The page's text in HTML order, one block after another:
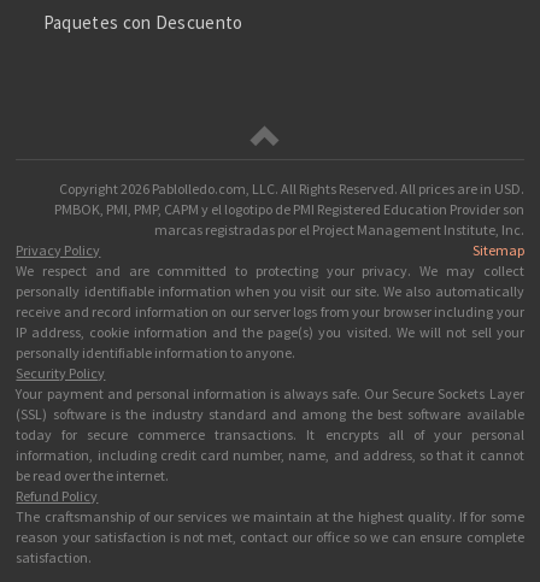
Paquetes con Descuento
Copyright2026 Pablolledo.com, LLC. All Rights Reserved.
PMBOK, PMI, PMP, CAPM y el logotipo de PMI Registered Education Provider son
marcas registradas por el Project Management Institute, Inc.
Privacy Policy
We respect and are committed to protecting your privacy. We may collect
personally identifiable information when you visit our site. We also automatically
receive and record information on our server logs from your browser including your
IP address, cookie information and the page(s) you visited. We will not sell your
personally identifiable information to anyone.
Security Policy
Your payment and personal information is always safe. Our Secure Sockets Layer
(SSL) software is the industry standard and among the best software available
today for secure commerce transactions. It encrypts all of your personal
information, including credit card number, name, and address, so that it cannot
be read over the internet.
Refund Policy
The craftsmanship of our services we maintain at the highest quality. If for some
reason your satisfaction is not met, contact our office so we can ensure complete
satisfaction.
All prices are in USD.
Sitemap